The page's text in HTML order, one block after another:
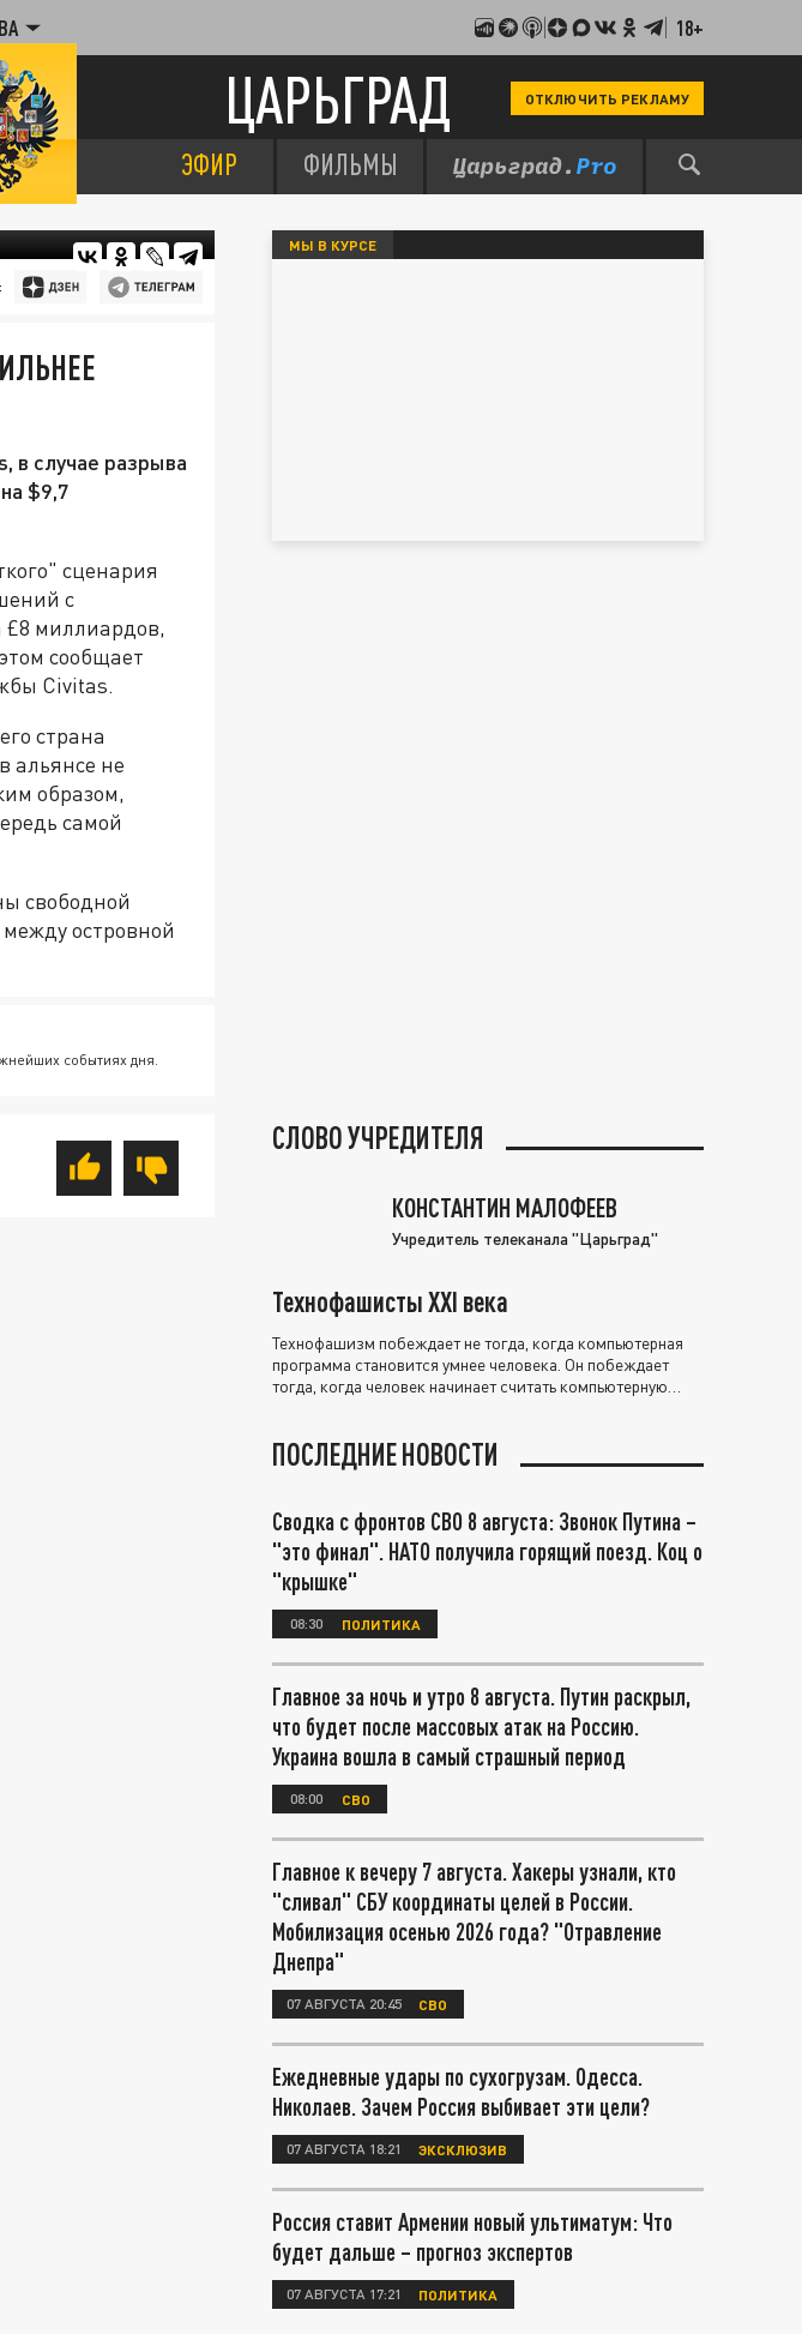
18+
ЦАРЬГРАД ОТКЛЮЧИТЬ РЕКЛАМУ
ЭФИР ФИЛЬМЫ
в случае разрыва
$9,7
сценария
с
£8 миллиардов,
сообщает
Civitas.
страна
альянсе не
образом,
самой
свободной
островной
событиях дня.
МЫ В КУРСЕ
СЛОВО УЧРЕДИТЕЛЯ
КОНСТАНТИН МАЛОФЕЕВ
Учредитель телеканала "Царьград"
Технофашисты XXI века
Технофашизм побеждает не тогда, когда компьютерная
программа становится умнее человека. Он побеждает
тогда, когда человек начинает считать компьютерную
ПОСЛЕДНИЕ НОВОСТИ
Сводка с фронтов СВО 8 августа: Звонок Путина –
"это финал". НАТО получила горящий поезд. Коц о
"крышке"
08:30 ПОЛИТИКА
Главное за ночь и утро 8 августа. Путин раскрыл,
что будет после массовых атак на Россию.
Украина вошла в самый страшный период
08:00 СВО
Главное к вечеру 7 августа. Хакеры узнали, кто
"сливал" СБУ координаты целей в России.
Мобилизация осенью 2026 года? "Отравление
Днепра"
07 АВГУСТА 20:45 СВО
Ежедневные удары по сухогрузам. Одесса.
Николаев. Зачем Россия выбивает эти цели?
07 АВГУСТА 18:21 ЭКСКЛЮЗИВ
Россия ставит Армении новый ультиматум: Что
будет дальше – прогноз экспертов
07 АВГУСТА 17:21 ПОЛИТИКА